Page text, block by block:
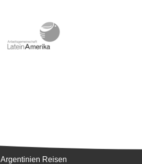
Argentinien Reisen